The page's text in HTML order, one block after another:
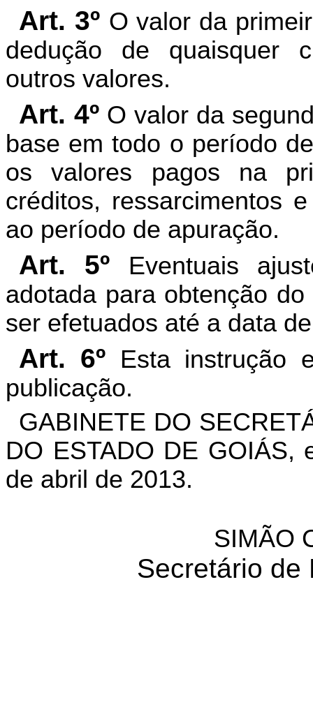
Art. 3º O valor da
dedução de quaisquer
outros valores.
Art. 4º O valor da
base em todo o período
os valores pagos na
créditos, ressarcimentos
ao período de apuração.
Art. 5º Eventuais
adotada para obtenção
ser efetuados até a data
Art. 6º Esta instrução
publicação.
GABINETE DO
DO ESTADO DE GOIÁS,
de abril de 2013.
SIMÃO
Secretário de